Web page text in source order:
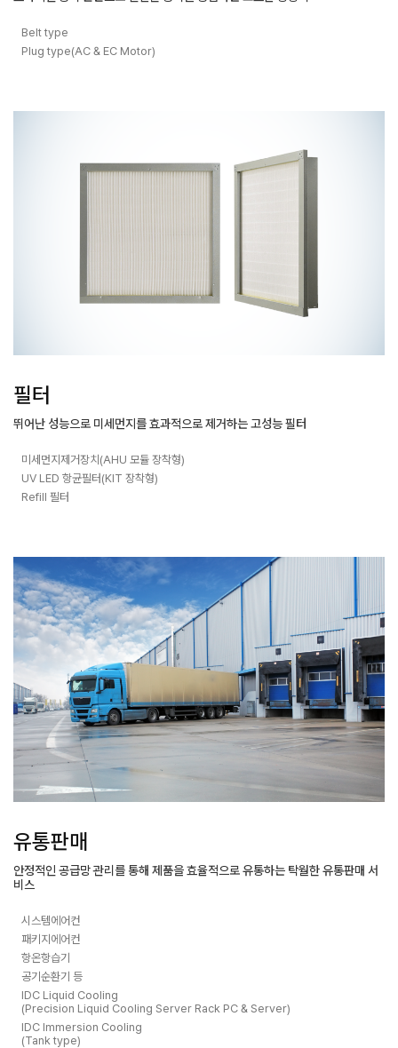
Belt type
Plug type(AC & EC Motor)
필터
뛰어난 성능으로 미세먼지를 효과적으로 제거하는고성능 필터
미세먼지제거장치(AHU 모듈 장착형)
UV LED 항균필터(KIT 장착형)
Refill 필터
유통판매
안정적인 공급망 관리를 통해 제품을 효율적으로 유통하는 탁월한 유통판매 서
비스
시스템에어컨
패키지에어컨
항온항습기
공기순환기 등
IDC Liquid Cooling
(Precision Liquid Cooling Server Rack PC & Server)
IDC Immersion Cooling
(Tank type)